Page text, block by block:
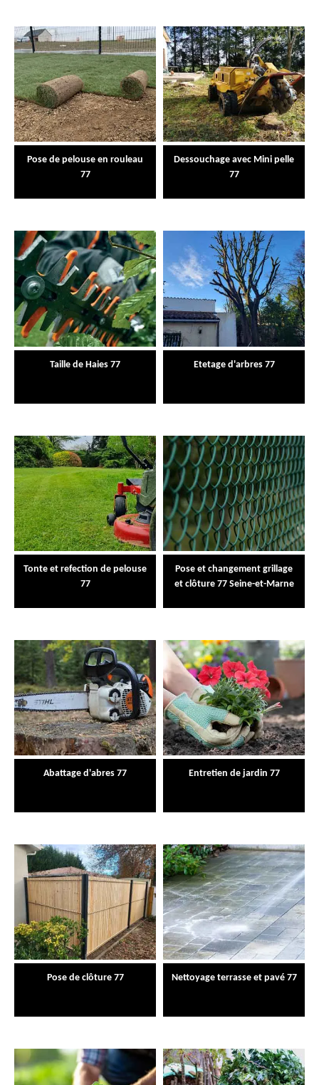
Pose de pelouse en rouleau
77
Dessouchage avec Mini pelle
77
Taille de Haies 77 Etetage d'arbres 77
Tonte et refection de pelouse
77
Pose et changement grillage
et clôture 77 Seine-et-Marne
Abattage d'abres 77 Entretien de jardin 77
Pose de clôture 77 Nettoyage terrasse et pavé 77